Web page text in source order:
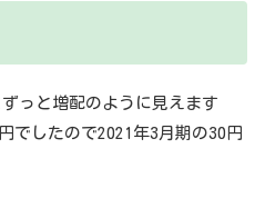
っと増配のように見えます
でしたので2021年3月期の30円